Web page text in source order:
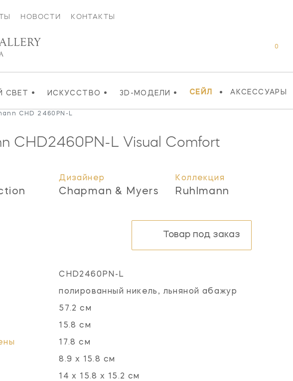
НОВОСТИ КОНТАКТЫ
СВЕТ • ИСКУССТВО • 3D-МОДЕЛИ • СЕЙЛ • АКСЕССУАРЫ
0
CHD 2460PN-L
CHD2460PN-L Visual Comfort
Дизайнер
Chapman & Myers
Коллекция
Ruhlmann
Товар под заказ
CHD2460PN-L
полированный никель, льняной абажур
57.2 см
15.8 см
17.8 см
8.9 х 15.8 см
14 х 15.8 х 15.2 см